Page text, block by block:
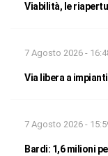
Viabilità, le
7 Agosto 2026 -
Via libera a
7 Agosto 2026 -
Bardi: 1,6 milioni